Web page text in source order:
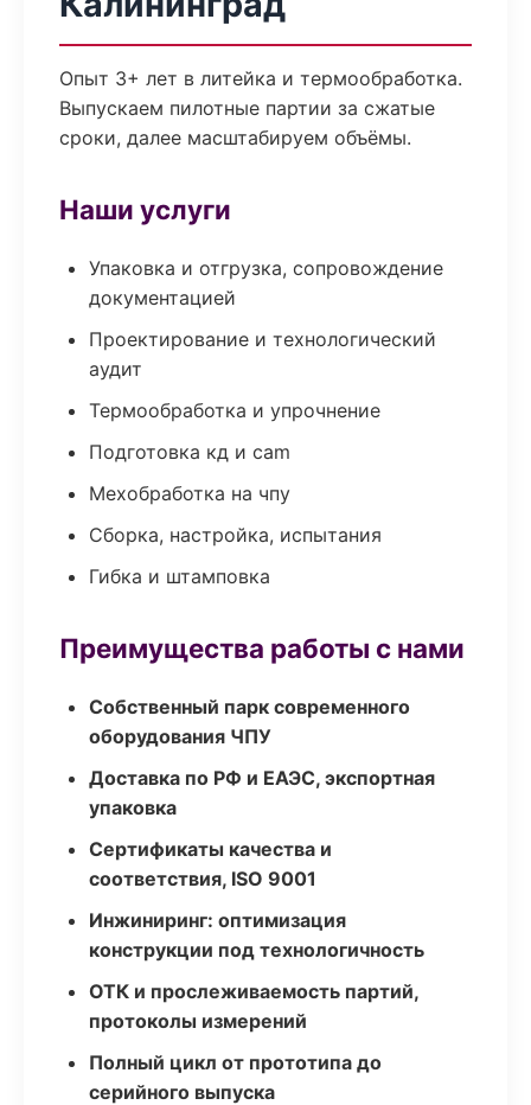
Опыт 3+ лет в литейка и термообработка.
Выпускаем пилотные партии за сжатые
сроки, далее масштабируем объёмы.
Наши услуги
Упаковка и отгрузка, сопровождение
документацией
Проектирование и технологический
аудит
Термообработка и упрочнение
Подготовка кд и cam
Мехобработка на чпу
Сборка, настройка, испытания
Гибка и штамповка
Преимущества работы с нами
Собственный парк современного
оборудования ЧПУ
Доставка по РФ и ЕАЭС, экспортная
упаковка
Сертификаты качества и
соответствия, ISO 9001
Инжиниринг: оптимизация
конструкции под технологичность
ОТК и прослеживаемость партий,
протоколы измерений
Полный цикл от прототипа до
серийного выпуска